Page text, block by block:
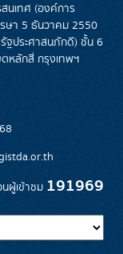
นเทศ (องค์การ
ษา 5 ธันวาคม 2550
ฐประศาสนภักดี) ชั้น 6
หลักสี่ กรุงเทพฯ
ผู้เข้าชม 191969